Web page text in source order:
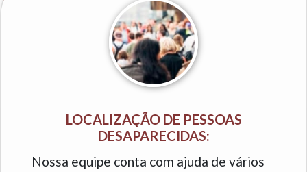
LOCALIZAÇÃO DE PESSOAS
DESAPARECIDAS:
Nossa equipe conta com ajuda de vários